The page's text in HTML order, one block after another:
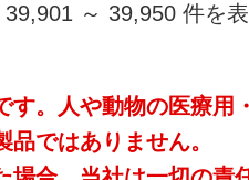
～ 39,950 件を表
す。人や動物の医療用
ではありません。